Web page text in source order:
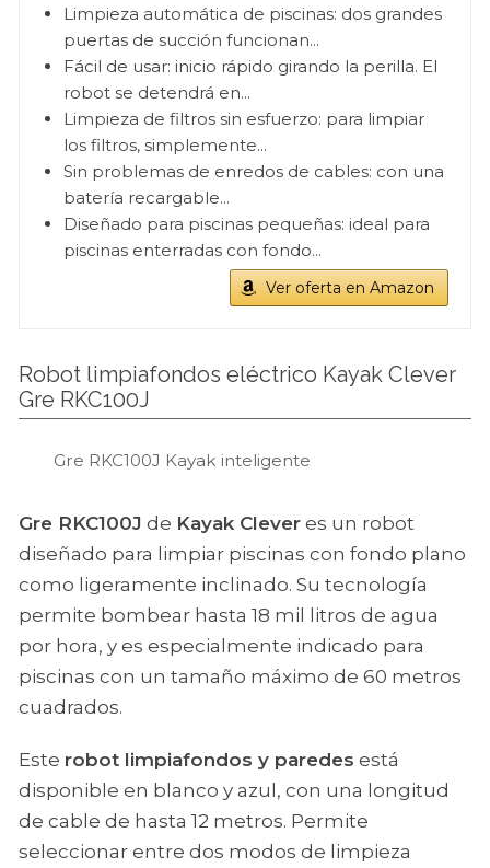
Limpieza automática de piscinas: dos grandes
puertas de succión funcionan...
Fácil de usar: inicio rápido girando la perilla. El
robot se detendrá en...
Limpieza de filtros sin esfuerzo: para limpiar
los filtros, simplemente...
Sin problemas de enredos de cables: con una
batería recargable...
Diseñado para piscinas pequeñas: ideal para
piscinas enterradas con fondo...
Ver oferta en Amazon
Robot limpiafondos eléctrico Kayak Clever
Gre RKC100J
Gre RKC100J Kayak inteligente
Gre RKC100J de Kayak Clever es un robot
diseñado para limpiar piscinas con fondo plano
como ligeramente inclinado. Su tecnología
permite bombear hasta 18 mil litros de agua
por hora, y es especialmente indicado para
piscinas con un tamaño máximo de 60 metros
cuadrados.
Este robot limpiafondos y paredes está
disponible en blanco y azul, con una longitud
de cable de hasta 12 metros. Permite
seleccionar entre dos modos de limpieza